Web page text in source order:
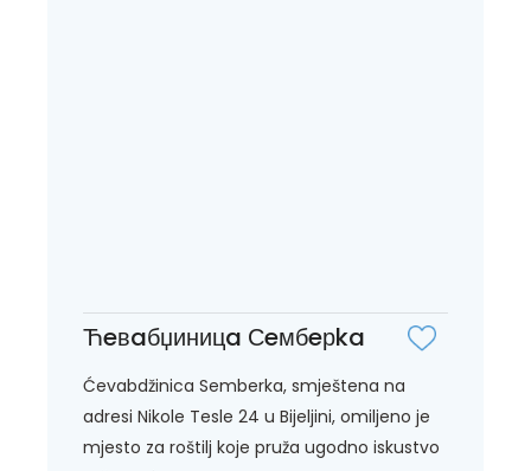
Ћeвaбџиницa Сeмбeрka
Ćevabdžinica Semberka, smještena na
adresi Nikole Tesle 24 u Bijeljini, omiljeno je
mjesto za roštilj koje pruža ugodno iskustvo